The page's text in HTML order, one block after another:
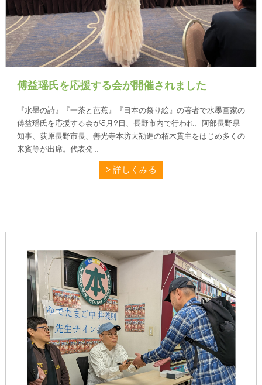
傅益瑶氏を応援する会が開催されました
『水墨の詩』『一茶と芭蕉』『日本の祭り絵』の著者で水墨画家の
傅益瑶氏を応援する会が5月9日、長野市内で行われ、阿部長野県
知事、荻原長野市長、善光寺本坊大勧進の栢木貫主をはじめ多くの
来賓等が出席。代表発...
詳しくみる